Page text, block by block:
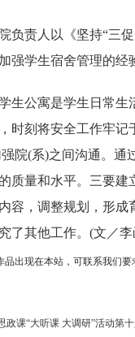
责人以《坚持“三促
强学生宿舍管理的经
公寓是学生日常生
时刻将安全工作牢
院(系)之间沟通。
质量和水平。三要
容，调整规划，形成
其他工作。(文／李
品出现在本站，可联系我们要
政课“大听课 大调研”活动第